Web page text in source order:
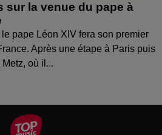
sur la venue du pape à
pape Léon XIV fera son premier
Après une étape à Paris puis
où il...